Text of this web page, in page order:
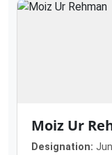
Moiz Ur
Designation: